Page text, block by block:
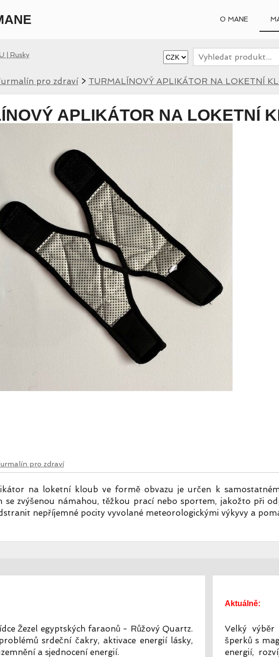
O MANE
| Rusky
pro zdraví > TURMALÍNOVÝ APLIKÁTOR NA LOKETNÍ
APLIKÁTOR NA LOKETNÍ
pro zdraví
na loketní kloub ve formě obvazu je určen k
se zvýšenou námahou, těžkou prací nebo sportem, jakožto při
nepříjemné pocity vyvolané meteorologickými výkyvy a
Žezel egyptských faraonů - Růžový Quartz.
srdeční čakry, aktivace energií lásky,
a sjednocení energií.
Aktuálně:
Velký
šperků s
energií,